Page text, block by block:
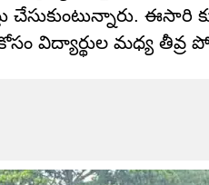
చేసుకుంటున్నారు.
విద్యార్థుల మధ్య తీవ్ర